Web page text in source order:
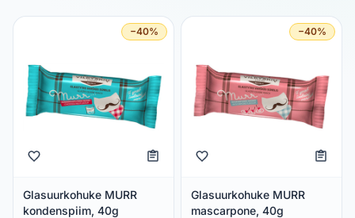
−40%
Glasuurkohuke MURR
kondenspiim, 40g
−40%
Glasuurkohuke MURR
mascarpone, 40g